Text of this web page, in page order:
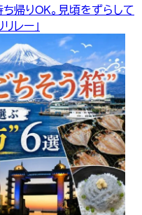
帰りOK。見頃をずらして
レー」